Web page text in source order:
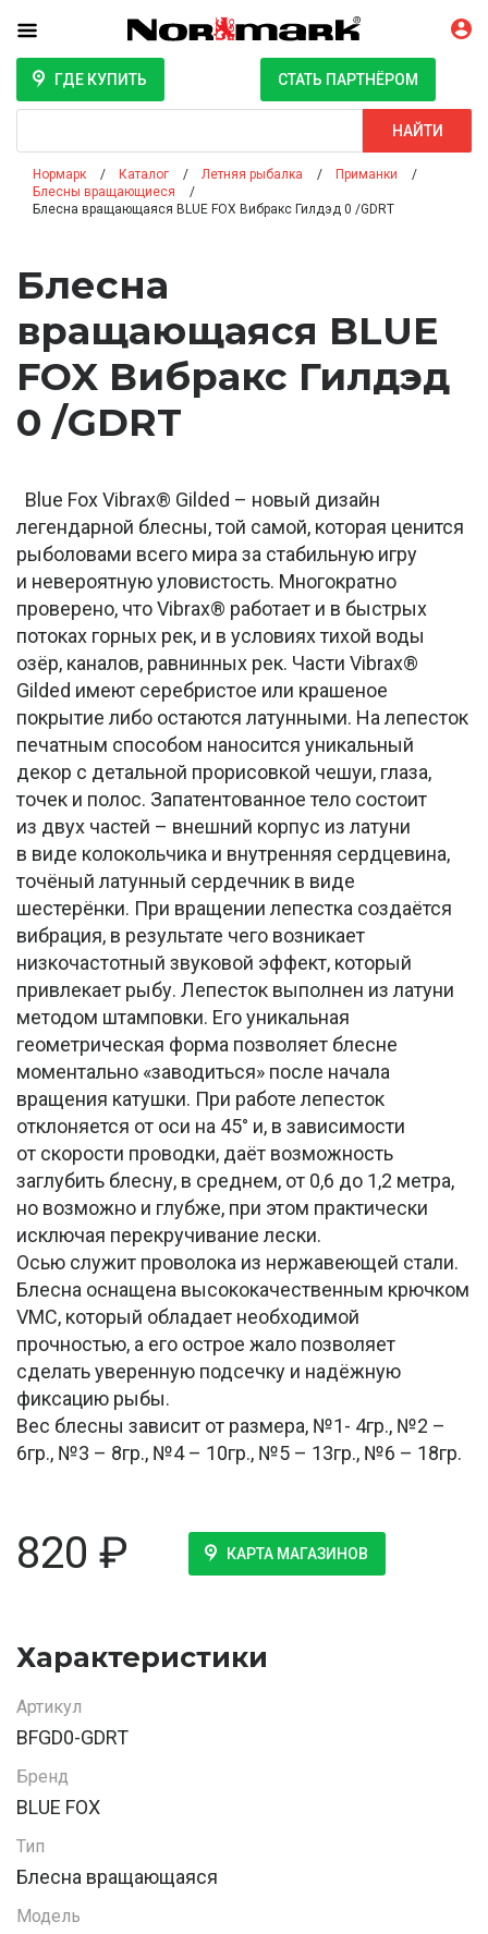
ГДЕ КУПИТЬ СТАТЬ ПАРТНЁРОМ
НАЙТИ
Нормарк Каталог Летняя рыбалка
Приманки
Блесны вращающиеся
Блесна вращающаяся BLUE FOX Вибракс Гилдэд 0 /GDRT
Блесна
вращающаяся BLUE
FOX Вибракс Гилдэд
0 /GDRT
Blue Fox Vibrax® Gilded – новый дизайн
легендарной блесны, той самой, которая ценится
рыболовами всего мира за стабильную игру
и невероятную уловистость. Многократно
проверено, что Vibrax® работает и в быстрых
потоках горных рек, и в условиях тихой воды
озёр, каналов, равнинных рек. Части Vibrax®
Gilded имеют серебристое или крашеное
покрытие либо остаются латунными. На лепесток
печатным способом наносится уникальный
декор с детальной прорисовкой чешуи, глаза,
точек и полос. Запатентованное тело состоит
из двух частей – внешний корпус из латуни
в виде колокольчика и внутренняя сердцевина,
точёный латунный сердечник в виде
шестерёнки. При вращении лепестка создаётся
вибрация, в результате чего возникает
низкочастотный звуковой эффект, который
привлекает рыбу. Лепесток выполнен из латуни
методом штамповки. Его уникальная
геометрическая форма позволяет блесне
моментально «заводиться» после начала
вращения катушки. При работе лепесток
отклоняется от оси на 45° и, в зависимости
от скорости проводки, даёт возможность
заглубить блесну, в среднем, от 0,6 до 1,2 метра,
но возможно и глубже, при этом практически
исключая перекручивание лески.
Осью служит проволока из нержавеющей стали.
Блесна оснащена высококачественным крючком
VMC, который обладает необходимой
прочностью, а его острое жало позволяет
сделать уверенную подсечку и надёжную
фиксацию рыбы.
Вес блесны зависит от размера, №1- 4гр., №2 –
6гр., №3 – 8гр., №4 – 10гр., №5 – 13гр., №6 – 18гр.
820 ₽ КАРТА МАГАЗИНОВ
Характеристики
Артикул
BFGD0-GDRT
Бренд
BLUE FOX
Тип
Блесна вращающаяся
Модель